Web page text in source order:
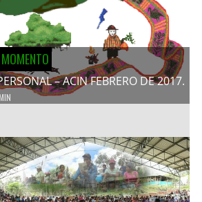
– ACIN FEBRERO DE 2017.